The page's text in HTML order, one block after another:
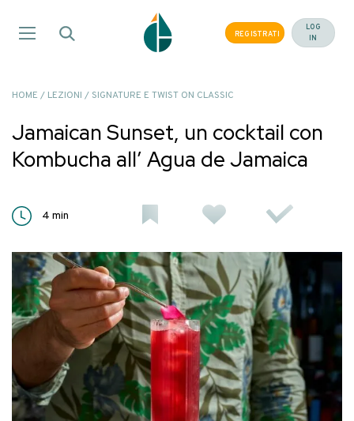
REGISTRATI
LOG
IN
HOME / LEZIONI / SIGNATURE E TWIST ON CLASSIC
Jamaican Sunset, un cocktail con
Kombucha all’ Agua de Jamaica
4 min